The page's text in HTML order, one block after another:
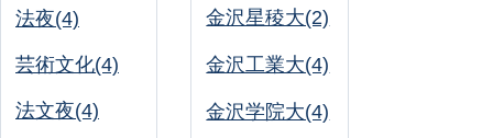
法夜(4)
芸術文化(4)
法文夜(4)
金沢星稜大(2)
金沢工業大(4)
金沢学院大(4)